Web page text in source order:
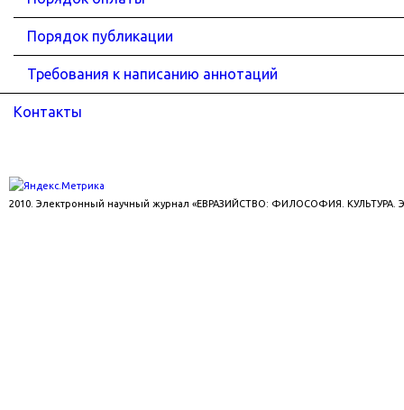
Порядок публикации
Требования к написанию аннотаций
Контакты
2010. Электронный научный журнал «ЕВРАЗИЙСТВО: ФИЛОСОФИЯ. КУЛЬТУРА.